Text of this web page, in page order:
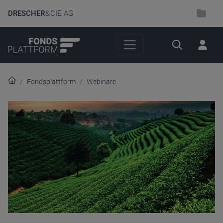
DRESCHER& CIE AG
Suche
Fondsplattform Webinare